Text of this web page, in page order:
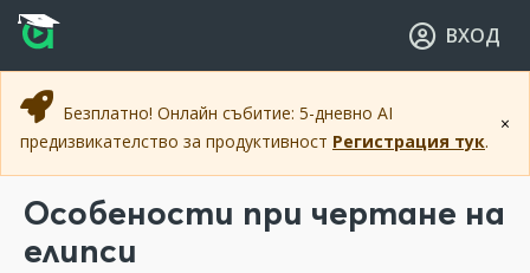
Прескочи към основното съдържание
Прескочи към навигацията
ВХОД
×
Безплатно! Онлайн събитие: 5-дневно AI
предизвикателство за продуктивност Регистрация тук.
Особености при чертане на
елипси